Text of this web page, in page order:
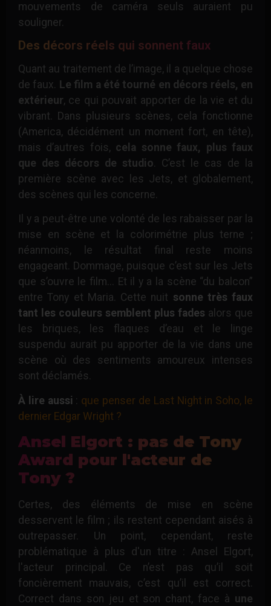
mouvements de caméra seuls auraient pu
souligner.
Des décors réels qui sonnent faux
Quant au traitement de l’image, il a quelque chose
de faux. Le film a été tourné en décors réels, en
extérieur, ce qui pouvait apporter de la vie et du
vibrant. Dans plusieurs scènes, cela fonctionne
(America, décidément un moment fort, en tête),
mais d’autres fois, cela sonne faux, plus faux
que des décors de studio. C’est le cas de la
première scène avec les Jets, et globalement,
des scènes qui les concerne.
Il y a peut-être une volonté de les rabaisser par la
mise en scène et la colorimétrie plus terne ;
néanmoins, le résultat final reste moins
engageant. Dommage, puisque c’est sur les Jets
que s’ouvre le film... Et il y a la scène “du balcon”
entre Tony et Maria. Cette nuit sonne très faux
tant les couleurs semblent plus fades alors que
les briques, les flaques d’eau et le linge
suspendu aurait pu apporter de la vie dans une
scène où des sentiments amoureux intenses
sont déclamés.
À lire aussi : que penser de Last Night in Soho, le
dernier Edgar Wright ?
Ansel Elgort : pas de Tony
Award pour l'acteur de
Tony ?
Certes, des éléments de mise en scène
desservent le film ; ils restent cependant aisés à
outrepasser. Un point, cependant, reste
problématique à plus d'un titre : Ansel Elgort,
l'acteur principal. Ce n’est pas qu’il soit
foncièrement mauvais, c’est qu’il est correct.
Correct dans son jeu et son chant, face à une